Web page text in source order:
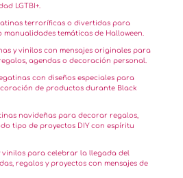
LGTBI+.
terroríficas o divertidas para
temáticas de Halloween.
y vinilos con mensajes originales para
agendas o decoración personal.
con diseños especiales para
de productos durante Black
navideñas para decorar regalos,
tipo de proyectos DIY con espíritu
vinilos para celebrar la llegada del
regalos y proyectos con mensajes de